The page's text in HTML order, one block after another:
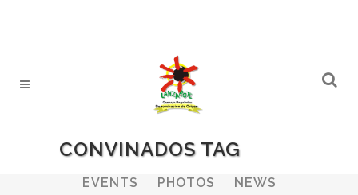
CONVINADOS TAG
ALL WINERIES
BULLETIN
EVENTS
PHOTOS
NEWS